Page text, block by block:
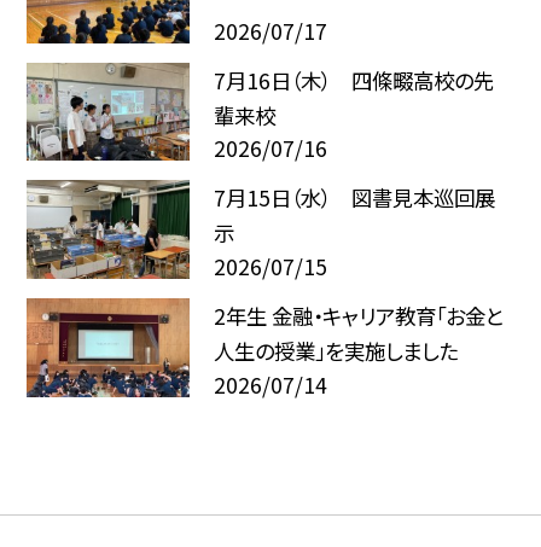
2026/07/17
7月16日（木） 四條畷高校の先
輩来校
2026/07/16
7月15日（水） 図書見本巡回展
示
2026/07/15
2年生 金融・キャリア教育「お金と
人生の授業」を実施しました
2026/07/14